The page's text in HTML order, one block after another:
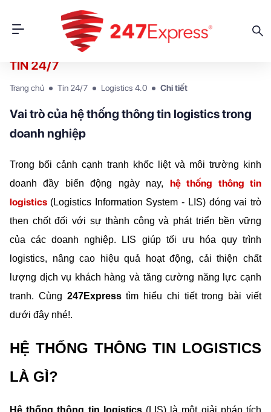
TIN 24/7
Trang chủ Tin 24/7 Logistics 4.0 Chi tiết
Vai trò của hệ thống thông tin logistics trong
doanh nghiệp
Trong bối cảnh cạnh tranh khốc liệt và môi trường kinh
doanh đầy biến động ngày nay, hệ thống thông tin
logistics (Logistics Information System - LIS) đóng vai trò
then chốt đối với sự thành công và phát triển bền vững
của các doanh nghiệp. LIS giúp tối ưu hóa quy trình
logistics, nâng cao hiệu quả hoạt động, cải thiện chất
lượng dịch vụ khách hàng và tăng cường năng lực cạnh
tranh. Cùng 247Express tìm hiểu chi tiết trong bài viết
dưới đây nhé!.
HỆ THỐNG THÔNG TIN LOGISTICS
LÀ GÌ?
Hệ thống thông tin logistics (LIS) là một giải pháp tích